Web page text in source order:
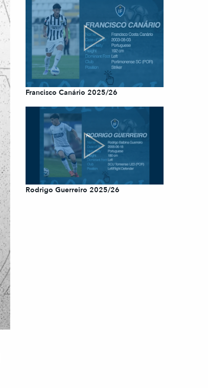
Francisco Canário 2025/26
Rodrigo Guerreiro 2025/26